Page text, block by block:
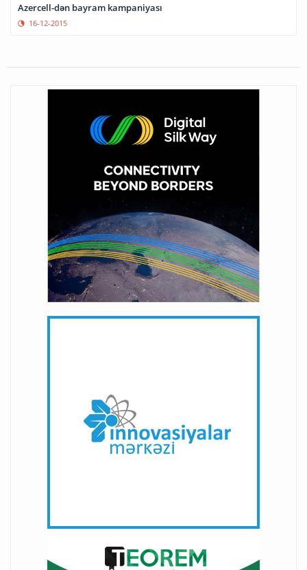
Azercell-dən bayram kampaniyası
16-12-2015